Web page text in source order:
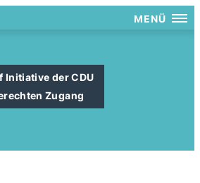
MENÜ
Initiative der CDU
Zugang